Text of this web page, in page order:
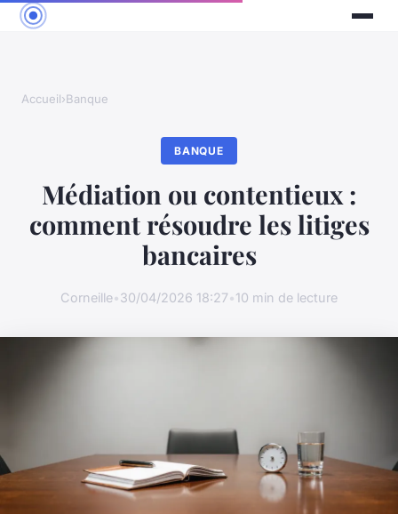
Accueil›Banque
BANQUE
Médiation ou contentieux :
comment résoudre les litiges
bancaires
Corneille•30/04/2026 18:27•10 min de lecture